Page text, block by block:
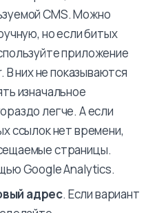
CMS. Можно
но если битых
приложение
них не показываются
изначальное
легче. А если
ссылок нет времени,
страницы.
Google Analytics.
адрес. Если вариант